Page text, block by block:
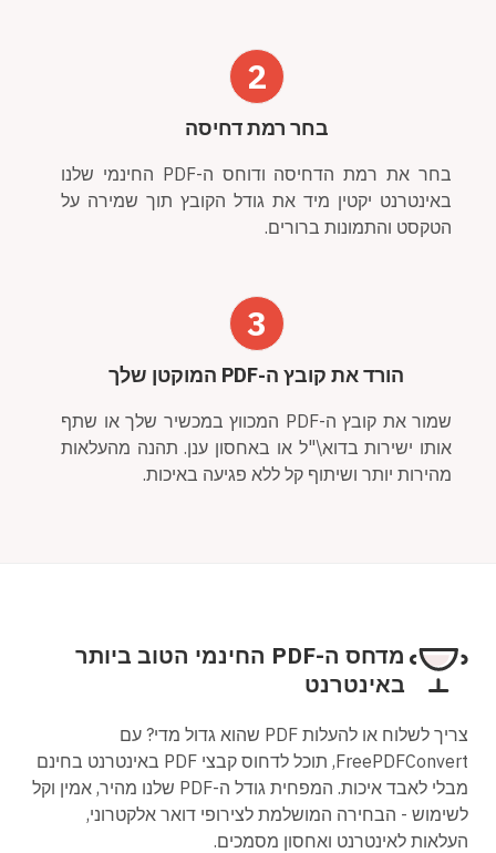
2
בחר רמת דחיסה
בחר את רמת הדחיסה ודוחס ה-PDF החינמי שלנו
באינטרנט יקטין מיד את גודל הקובץ תוך שמירה על
הטקסט והתמונות ברורים.
3
הורד את קובץ ה-PDF המוקטן שלך
שמור את קובץ ה-PDF המכווץ במכשיר שלך או שתף
אותו ישירות בדוא\"ל או באחסון ענן. תהנה מהעלאות
מהירות יותר ושיתוף קל ללא פגיעה באיכות.
מדחס ה-PDF החינמי הטוב ביותר
באינטרנט
צריך לשלוח או להעלות PDF שהוא גדול מדי? עם
FreePDFConvert, תוכל לדחוס קבצי PDF באינטרנט בחינם
מבלי לאבד איכות. המפחית גודל ה-PDF שלנו מהיר, אמין וקל
לשימוש - הבחירה המושלמת לצירופי דואר אלקטרוני,
העלאות לאינטרנט ואחסון מסמכים.